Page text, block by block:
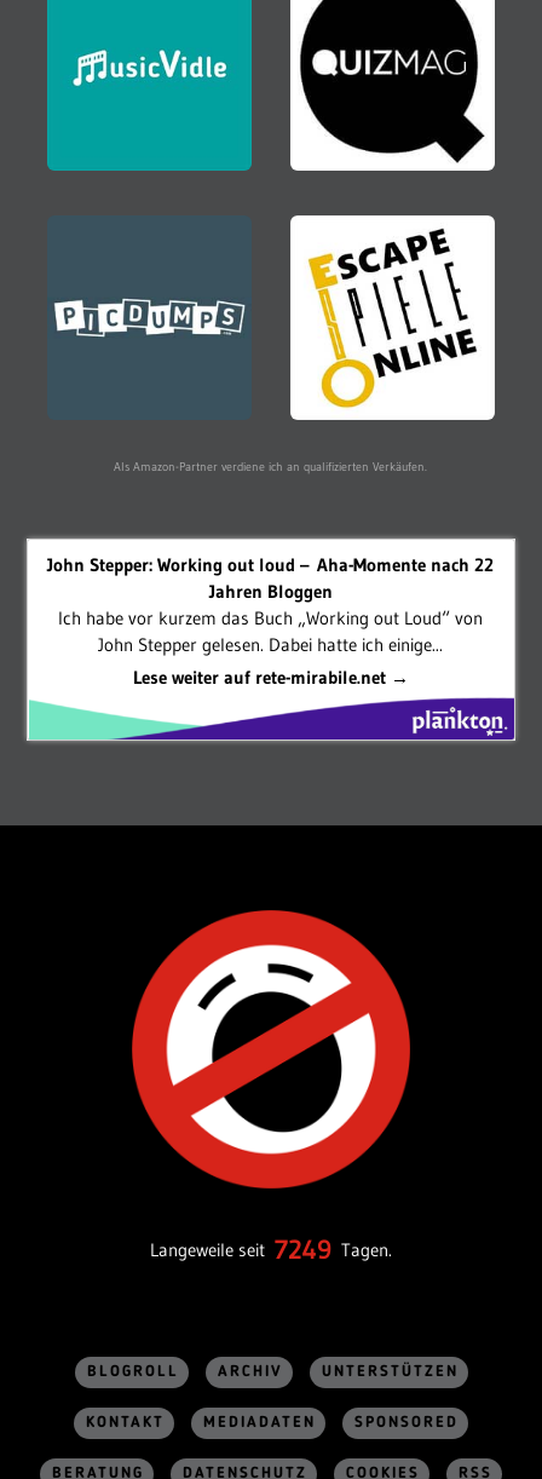
Als Amazon-Partner verdiene ich an qualifizierten Verkäufen.
John Stepper: Working out loud – Aha-Momente nach 22
Jahren Bloggen
Ich habe vor kurzem das Buch „Working out Loud“ von
John Stepper gelesen. Dabei hatte ich einige...
Lese weiter auf rete-mirabile.net →
Langeweile seit 7249 Tagen.
BLOGROLL ARCHIV UNTERSTÜTZEN
KONTAKT MEDIADATEN SPONSORED
BERATUNG DATENSCHUTZ COOKIES RSS